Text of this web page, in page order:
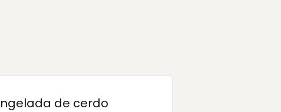
de cerdo